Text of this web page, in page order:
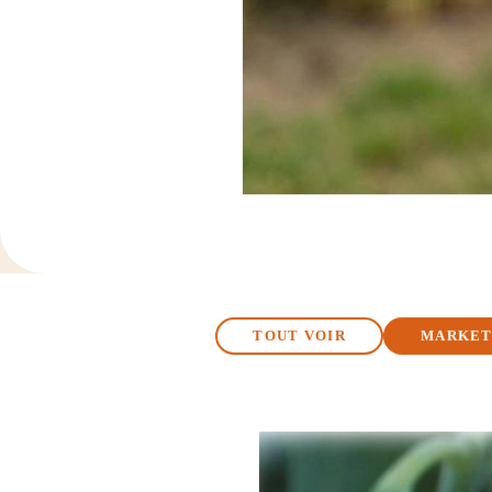
TOUT VOIR